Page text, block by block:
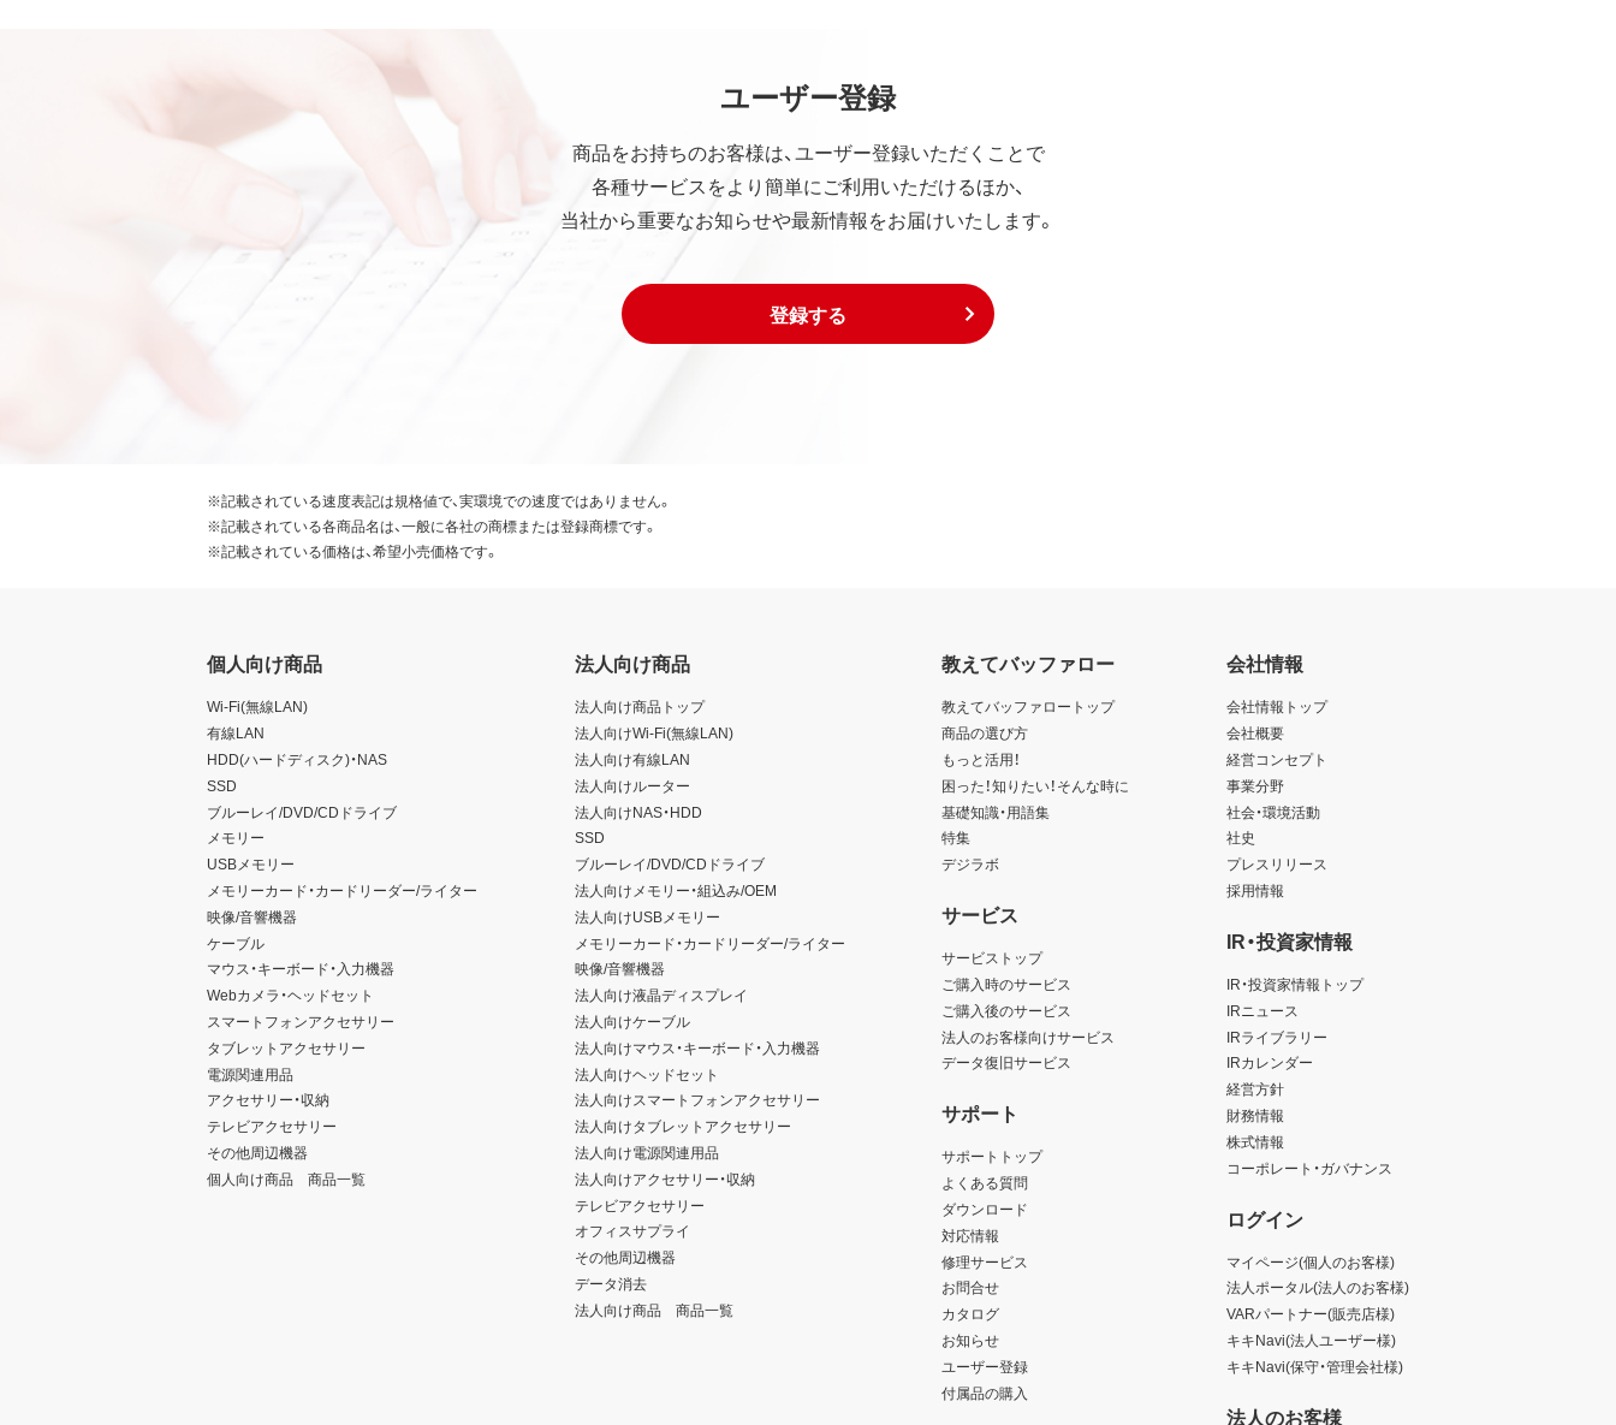
ユーザー登録
商品をお持ちのお客様は、ユーザー登録いただくことで
各種サービスをより簡単にご利用いただけるほか、
当社から重要なお知らせや最新情報をお届けいたします。
登録する
※記載されている速度表記は規格値で、実環境での速度ではありません。
※記載されている各商品名は、一般に各社の商標または登録商標です。
※記載されている価格は、希望小売価格です。
個人向け商品
Wi-Fi(無線LAN)
有線LAN
HDD(ハードディスク)・NAS
SSD
ブルーレイ/DVD/CDドライブ
メモリー
USBメモリー
メモリーカード・カードリーダー/ライター
映像/音響機器
ケーブル
マウス・キーボード・入力機器
Webカメラ・ヘッドセット
スマートフォンアクセサリー
タブレットアクセサリー
電源関連用品
アクセサリー・収納
テレビアクセサリー
その他周辺機器
個人向け商品 商品一覧
法人向け商品
法人向け商品トップ
法人向けWi-Fi(無線LAN)
法人向け有線LAN
法人向けルーター
法人向けNAS・HDD
SSD
ブルーレイ/DVD/CDドライブ
法人向けメモリー・組込み/OEM
法人向けUSBメモリー
メモリーカード・カードリーダー/ライター
映像/音響機器
法人向け液晶ディスプレイ
法人向けケーブル
法人向けマウス・キーボード・入力機器
法人向けヘッドセット
法人向けスマートフォンアクセサリー
法人向けタブレットアクセサリー
法人向け電源関連用品
法人向けアクセサリー・収納
テレビアクセサリー
オフィスサプライ
その他周辺機器
データ消去
法人向け商品 商品一覧
教えてバッファロー
教えてバッファロートップ
商品の選び方
もっと活用！
困った！知りたい！そんな時に
基礎知識・用語集
特集
デジラボ
サービス
サービストップ
ご購入時のサービス
ご購入後のサービス
法人のお客様向けサービス
データ復旧サービス
サポート
サポートトップ
よくある質問
ダウンロード
対応情報
修理サービス
お問合せ
カタログ
お知らせ
ユーザー登録
付属品の購入
会社情報
会社情報トップ
会社概要
経営コンセプト
事業分野
社会・環境活動
社史
プレスリリース
採用情報
IR・投資家情報
IR・投資家情報トップ
IRニュース
IRライブラリー
IRカレンダー
経営方針
財務情報
株式情報
コーポレート・ガバナンス
ログイン
マイページ(個人のお客様)
法人ポータル(法人のお客様)
VARパートナー(販売店様)
キキNavi(法人ユーザー様)
キキNavi(保守・管理会社様)
法人のお客様